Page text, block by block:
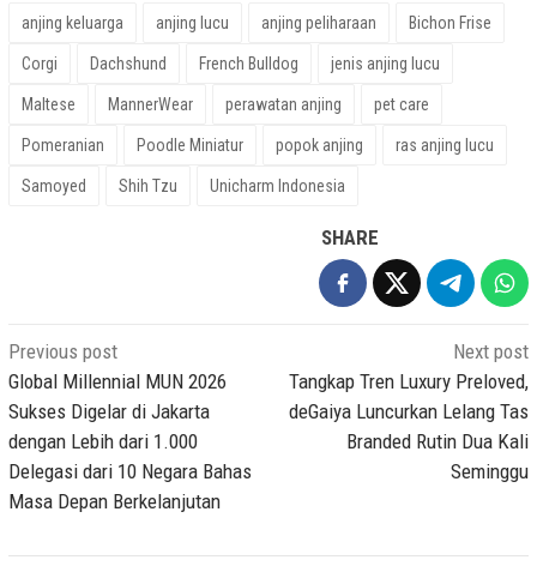
anjing keluarga anjing lucu anjing peliharaan Bichon Frise
Corgi Dachshund French Bulldog jenis anjing lucu
Maltese MannerWear perawatan anjing pet care
Pomeranian Poodle Miniatur popok anjing ras anjing lucu
Samoyed Shih Tzu Unicharm Indonesia
SHARE
Post
navigation
Previous post
Global Millennial MUN 2026
Sukses Digelar di Jakarta
dengan Lebih dari 1.000
Delegasi dari 10 Negara Bahas
Masa Depan Berkelanjutan
Next post
Tangkap Tren Luxury Preloved,
deGaiya Luncurkan Lelang Tas
Branded Rutin Dua Kali
Seminggu